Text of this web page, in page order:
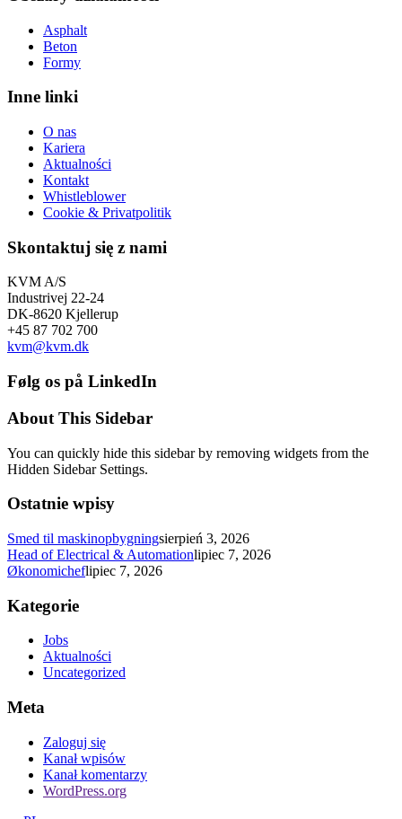
Asphalt
Beton
Formy
Inne linki
O nas
Kariera
Aktualności
Kontakt
Whistleblower
Cookie & Privatpolitik
Skontaktuj się z nami
KVM A/S
Industrivej 22-24
DK-8620 Kjellerup
+45 87 702 700
kvm@kvm.dk
Følg os på LinkedIn
About This Sidebar
You can quickly hide this sidebar by removing widgets from the
Hidden Sidebar Settings.
Ostatnie wpisy
Smed til maskinopbygningsierpień 3, 2026
Head of Electrical & Automationlipiec 7, 2026
Økonomicheflipiec 7, 2026
Kategorie
Jobs
Aktualności
Uncategorized
Meta
Zaloguj się
Kanał wpisów
Kanał komentarzy
WordPress.org